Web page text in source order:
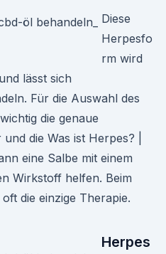
Diese
Herpesfo
rm wird
lässt sich
Für die Auswahl des
die genaue
die Was ist Herpes? |
eine Salbe mit einem
Wirkstoff helfen. Beim
die einzige Therapie.
Herpes